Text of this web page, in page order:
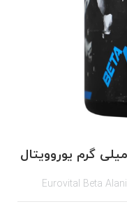
قرص بتا آلانین سروینگ 3400 میلی گرم یوروویتال
Eurovital Beta